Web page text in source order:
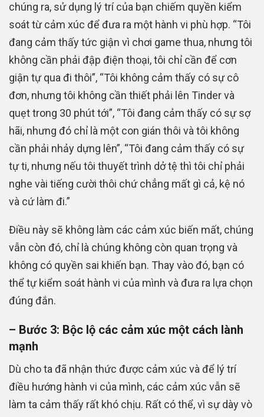
chúng ra, sử dụng lý trí của bạn chiếm quyền kiểm
soát từ cảm xúc để đưa ra một hành vi phù hợp. “Tôi
đang cảm thấy tức giận vì chơi game thua, nhưng tôi
không cần phải đập điện thoại, tôi chỉ cần để cơn
giận tự qua đi thôi”, “Tôi không cảm thấy có sự cô
đơn, nhưng tôi không cần thiết phải lên Tinder và
quẹt trong 30 phút tới”, “Tôi đang cảm thấy có sự sợ
hãi, nhưng đó chỉ là một con gián thôi và tôi không
cần phải nhảy dựng lên”, “Tôi đang cảm thấy có sự
tự ti, nhưng nếu tôi thuyết trình dở tệ thì tôi chỉ phải
nghe vài tiếng cười thôi chứ chẳng mất gì cả, kệ nó
và cứ làm đi.”
Điều này sẽ không làm các cảm xúc biến mất, chúng
vẫn còn đó, chỉ là chúng không còn quan trọng và
không có quyền sai khiến bạn. Thay vào đó, bạn có
thể tự kiểm soát hành vi của mình và đưa ra lựa chọn
đúng đắn.
– Bước 3: Bộc lộ các cảm xúc một cách lành
mạnh
Dù cho ta đã nhận thức được cảm xúc và để lý trí
điều hướng hành vi của mình, các cảm xúc vẫn sẽ
làm ta cảm thấy rất khó chịu. Rất có thể, vì sự dày vò